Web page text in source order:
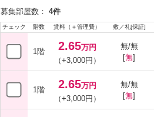
募集部屋数： 4件
チェック 階数 賃料（＋管理費） 敷／礼[保証]
1階 2.65万円
（+3,000円）
無/無
[無]
1階 2.65万円
（+3,000円）
無/無
[無]